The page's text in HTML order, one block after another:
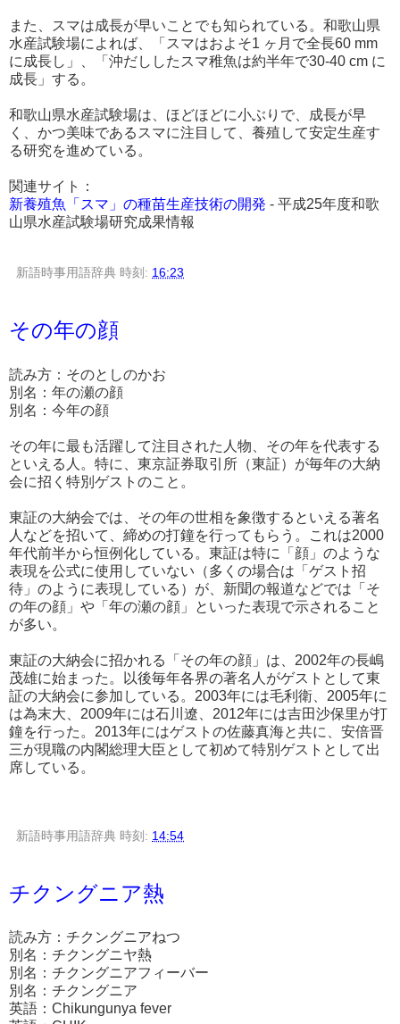
また、スマは成長が早いことでも知られている。和歌山県
水産試験場によれば、「スマはおよそ1 ヶ月で全長60 mm
に成長し」、「沖だししたスマ稚魚は約半年で30-40 cm に
成長」する。
和歌山県水産試験場は、ほどほどに小ぶりで、成長が早
く、かつ美味であるスマに注目して、養殖して安定生産す
る研究を進めている。
関連サイト：
新養殖魚「スマ」の種苗生産技術の開発 - 平成25年度和歌
山県水産試験場研究成果情報
新語時事用語辞典 時刻: 16:23
その年の顔
読み方：そのとしのかお
別名：年の瀬の顔
別名：今年の顔
その年に最も活躍して注目された人物、その年を代表する
といえる人。特に、東京証券取引所（東証）が毎年の大納
会に招く特別ゲストのこと。
東証の大納会では、その年の世相を象徴するといえる著名
人などを招いて、締めの打鐘を行ってもらう。これは2000
年代前半から恒例化している。東証は特に「顔」のような
表現を公式に使用していない（多くの場合は「ゲスト招
待」のように表現している）が、新聞の報道などでは「そ
の年の顔」や「年の瀬の顔」といった表現で示されること
が多い。
東証の大納会に招かれる「その年の顔」は、2002年の長嶋
茂雄に始まった。以後毎年各界の著名人がゲストとして東
証の大納会に参加している。2003年には毛利衛、2005年に
は為末大、2009年には石川遼、2012年には吉田沙保里が打
鐘を行った。2013年にはゲストの佐藤真海と共に、安倍晋
三が現職の内閣総理大臣として初めて特別ゲストとして出
席している。
新語時事用語辞典 時刻: 14:54
チクングニア熱
読み方：チクングニアねつ
別名：チクングニヤ熱
別名：チクングニアフィーバー
別名：チクングニア
英語：Chikungunya fever